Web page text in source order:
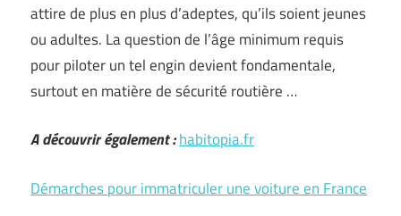
attire de plus en plus d’adeptes, qu’ils soient jeunes
ou adultes. La question de l’âge minimum requis
pour piloter un tel engin devient fondamentale,
surtout en matière de sécurité routière …
A découvrir également :habitopia.fr
Démarches pour immatriculer une voiture en France